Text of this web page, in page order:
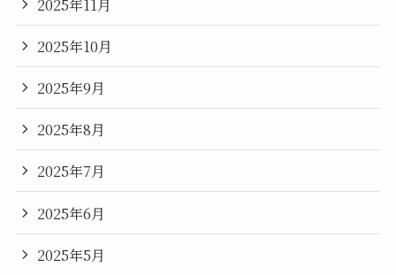
2025年10月
2025年9月
2025年8月
2025年7月
2025年6月
2025年5月